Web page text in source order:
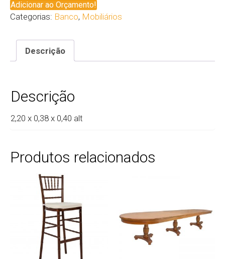
Adicionar ao Orçamento!
Categorias: Banco, Mobiliários
Descrição
Descrição
2,20 x 0,38 x 0,40 alt
Produtos relacionados